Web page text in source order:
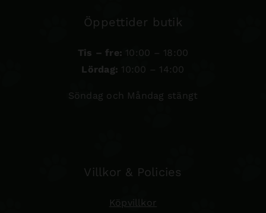
Öppettider butik
Tis – fre: 10:00 – 18:00
Lördag: 10:00 – 14:00
Söndag och Måndag stängt
Villkor & Policies
Köpvillkor